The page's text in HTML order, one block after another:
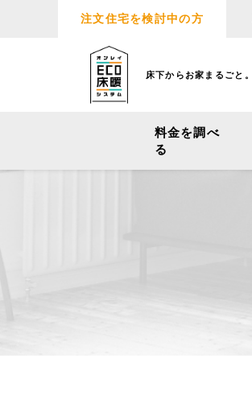
床下からお家まるごと。
注文住宅を検討中の方
料金を調べ
る